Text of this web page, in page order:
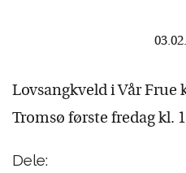
Lovsangkveld i Vår Frue
Tromsø første fredag kl.
Dele: